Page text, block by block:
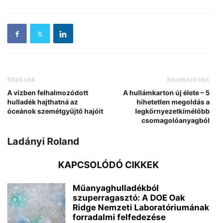
Előző cikk
A vízben felhalmozódott
hulladék hajthatná az
óceánok szemétgyűjtő hajóit
Következő cikk
A hullámkarton új élete – 5
hihetetlen megoldás a
legkörnyezetkímélőbb
csomagolóanyagból
Ladányi Roland
KAPCSOLÓDÓ CIKKEK
Műanyaghulladékból
szuperragasztó: A DOE Oak
Ridge Nemzeti Laboratóriumának
forradalmi felfedezése